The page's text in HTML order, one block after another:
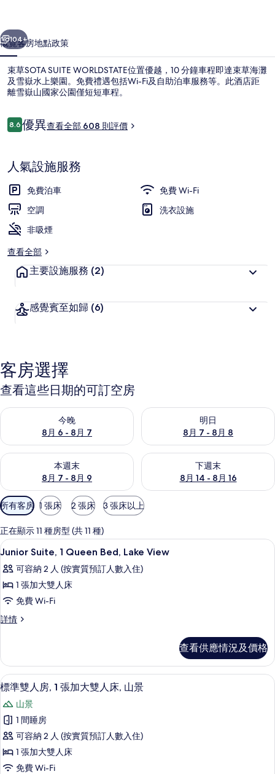
集
個 下一個
104+
概覽客房地點政策
束草SOTA SUITE WORLDSTATE位置優越，10 分鐘車程即達束草海灘
及雪嶽水上樂園。免費禮遇包括Wi-Fi及自助泊車服務等。此酒店距
離雪嶽山國家公園僅短短車程。
評
價
8.68.6 分，滿分 10 分，
優異查看全部 608 則評價
人氣設施服務
免費泊車
免費 Wi-Fi
空調
洗衣設施
非吸煙
查看全部
主要設施服務 (2)
感覺賓至如歸 (6)
客房選擇
查看這些日期的可訂空房
今晚
8月 6 - 8月 7
查看今晚 8月 6 - 8月 7的可訂空房
明日
8月 7 - 8月 8
查看明日 8月 7 - 8月 8的可訂
本週末
8月 7 - 8月 9
查看本週末 8月 7 - 8月 9的可訂空房
下週末
8月 14 - 8月 16
查看下週末 8月 14 - 8月 16的
可
用
嘅
客
房
篩
選
條
所有客房 1 張床 2 張床 3 張床以上
正在顯示 11 種房型 (共 11 種)
載
入
所
有
Junior
Suite,
Bed,
Lake
View
的
相
片
9
Junior Suite, 1 Queen Bed, Lake View
可容納 2 人 (按實質預訂人數入住)
1 張加大雙人床
免費 Wi-Fi
詳情
Junior
Bed,
Lake
View
情
查看供應情況及價格
載
入
所
有
標
準
14
標準雙人房, 1 張加大雙人床, 山景
山景
1 間睡房
可容納 2 人 (按實質預訂人數入住)
1 張加大雙人床
免費 Wi-Fi